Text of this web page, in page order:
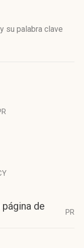
y su palabra clave
de
PR